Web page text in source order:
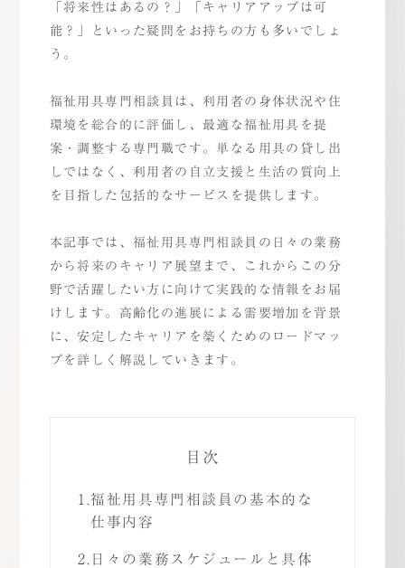
「将来性はあるの？」「キャリアアップは可
能？」といった疑問をお持ちの方も多いでしょ
う。
福祉用具専門相談員は、利用者の身体状況や住
環境を総合的に評価し、最適な福祉用具を提
案・調整する専門職です。単なる用具の貸し出
しではなく、利用者の自立支援と生活の質向上
を目指した包括的なサービスを提供します。
本記事では、福祉用具専門相談員の日々の業務
から将来のキャリア展望まで、これからこの分
野で活躍したい方に向けて実践的な情報をお届
けします。高齢化の進展による需要増加を背景
に、安定したキャリアを築くためのロードマッ
プを詳しく解説していきます。
目次
1.福祉用具専門相談員の基本的な
仕事内容
2. 日々の業務スケジュールと具体